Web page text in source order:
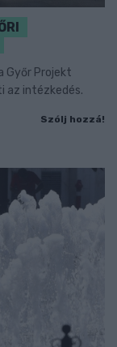
Győr Projekt
az intézkedés.
Szólj hozzá!